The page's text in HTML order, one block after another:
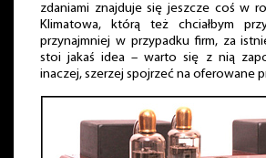
zdaniami znajduje się jeszcze coś w
Klimatowa, którą też chciałbym
przynajmniej w przypadku firm, za
stoi jakaś idea – warto się z nią
inaczej, szerzej spojrzeć na oferowane